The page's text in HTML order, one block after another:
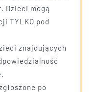
Dzieci mogą
TYLKO pod
znajdujących
po